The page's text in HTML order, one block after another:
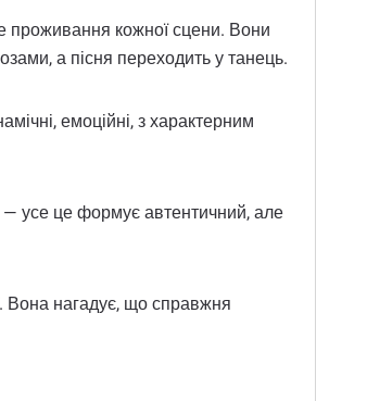
проживання кожної сцени. Вони
а пісня переходить у танець.
емоційні, з характерним
— усе це формує автентичний, але
Вона нагадує, що справжня